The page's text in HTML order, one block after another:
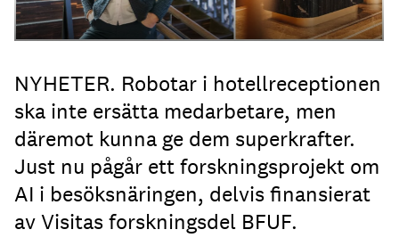
NYHETER. Robotar i hotellreceptionen
ska inte ersätta medarbetare, men
däremot kunna ge dem superkrafter.
Just nu pågår ett forskningsprojekt om
AI i besöksnäringen, delvis finansierat
av Visitas forskningsdel BFUF.